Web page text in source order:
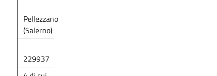
Pellezzano
(Salerno)
229937